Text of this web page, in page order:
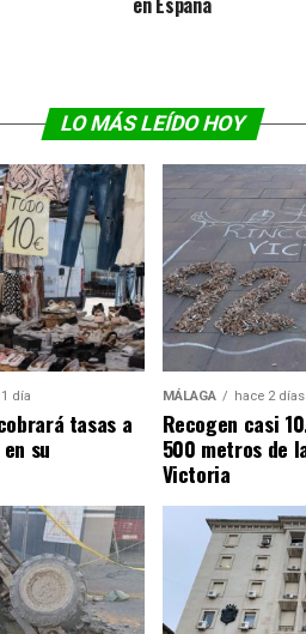
LO MÁS LEÍDO HOY
día
tasas a
su
MÁLAGA hace 2 días
Recogen casi
500 metros de
Victoria